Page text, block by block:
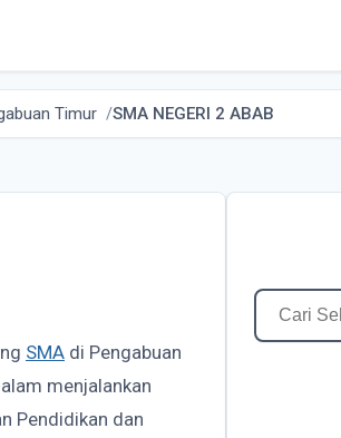
Timur SMA NEGERI 2 ABAB
SMA di Pengabuan
menjalankan
Pendidikan dan